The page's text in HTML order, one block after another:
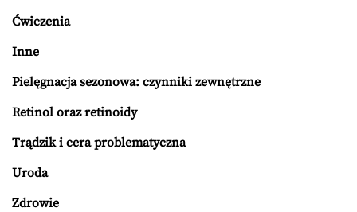
Ćwiczenia
Inne
Pielęgnacja sezonowa: czynniki zewnętrzne
Retinol oraz retinoidy
Trądzik i cera problematyczna
Uroda
Zdrowie